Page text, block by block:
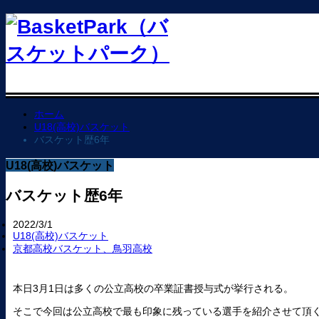
ホーム
U18(高校)バスケット
バスケット歴6年
U18(高校)バスケット
バスケット歴6年
2022/3/1
U18(高校)バスケット
京都高校バスケット、鳥羽高校
本日3月1日は多くの公立高校の卒業証書授与式が挙行される。
そこで今回は公立高校で最も印象に残っている選手を紹介させて頂